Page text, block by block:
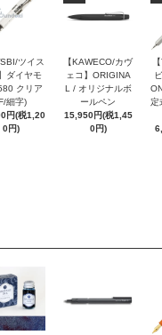
ツイス
ダイヤモ
クリア
細字)
円(税1,20
0円)
【KAWECO/カヴ
ェコ】ORIGINA
L / オリジナルボ
ールペン
15,950円(税1,45
0円)
定